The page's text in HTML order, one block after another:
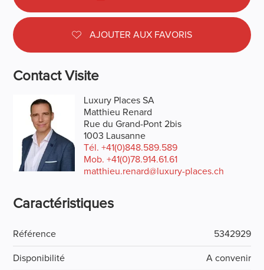
AJOUTER AUX FAVORIS
Contact Visite
Luxury Places SA
Matthieu Renard
Rue du Grand-Pont 2bis
1003 Lausanne
Tél. +41(0)848.589.589
Mob. +41(0)78.914.61.61
matthieu.renard@luxury-places.ch
Caractéristiques
Référence 5342929
Disponibilité A convenir